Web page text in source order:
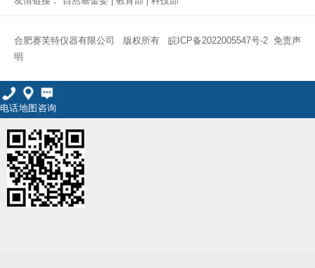
合肥赛芙特仪器有限公司 版权所有 皖ICP备2022005547号-2 免责声
明
电话地图 咨询